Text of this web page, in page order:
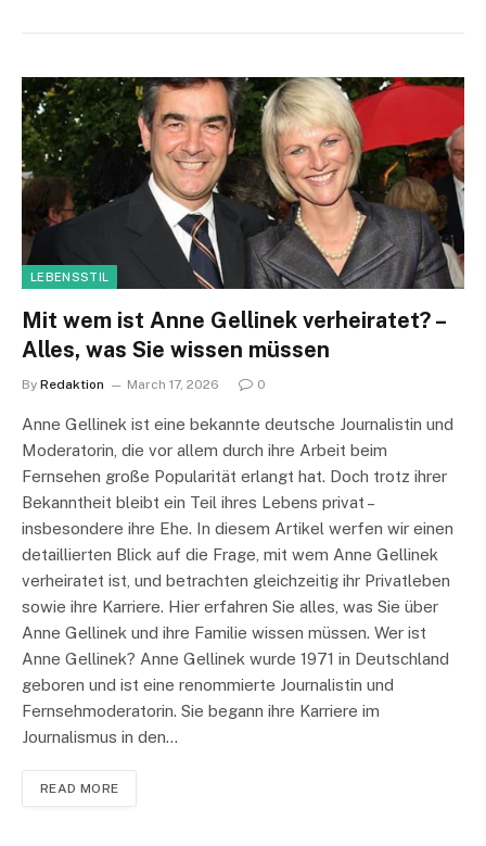
LEBENSSTIL
Mit wem ist Anne Gellinek verheiratet? –
Alles, was Sie wissen müssen
By Redaktion March 17, 2026 0
Anne Gellinek ist eine bekannte deutsche Journalistin und
Moderatorin, die vor allem durch ihre Arbeit beim
Fernsehen große Popularität erlangt hat. Doch trotz ihrer
Bekanntheit bleibt ein Teil ihres Lebens privat –
insbesondere ihre Ehe. In diesem Artikel werfen wir einen
detaillierten Blick auf die Frage, mit wem Anne Gellinek
verheiratet ist, und betrachten gleichzeitig ihr Privatleben
sowie ihre Karriere. Hier erfahren Sie alles, was Sie über
Anne Gellinek und ihre Familie wissen müssen. Wer ist
Anne Gellinek? Anne Gellinek wurde 1971 in Deutschland
geboren und ist eine renommierte Journalistin und
Fernsehmoderatorin. Sie begann ihre Karriere im
Journalismus in den…
READ MORE